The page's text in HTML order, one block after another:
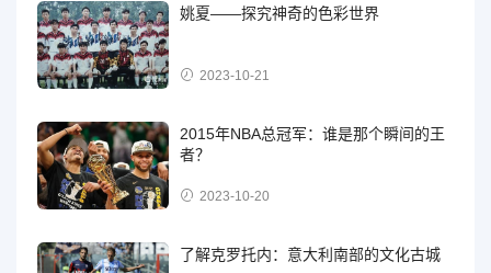
姚夏——探究神奇的色彩世界
2023-10-21
2015年NBA总冠军：谁是那个瞬间的王
者？
2023-10-20
了解克罗托内：意大利南部的文化古城